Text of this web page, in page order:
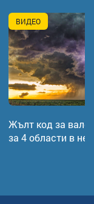
ВИДЕО
Жълт код за
за 4 области в